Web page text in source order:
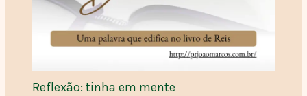
Reflexão: tinha em mente